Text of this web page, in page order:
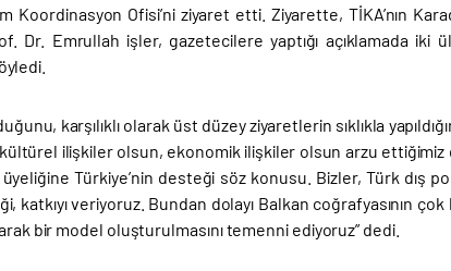
Koordinasyon Ofisi’ni ziyaret etti. Ziyarette, TİKA’nın
Dr. Emrullah işler, gazetecilere yaptığı açıklamada iki
karşılıklı olarak üst düzey ziyaretlerin sıklıkla
kültürel ilişkiler olsun, ekonomik ilişkiler olsun arzu
Türkiye’nin desteği söz konusu. Bizler, Türk dış
veriyoruz. Bundan dolayı Balkan coğrafyasının
bir model oluşturulmasını temenni ediyoruz” dedi.